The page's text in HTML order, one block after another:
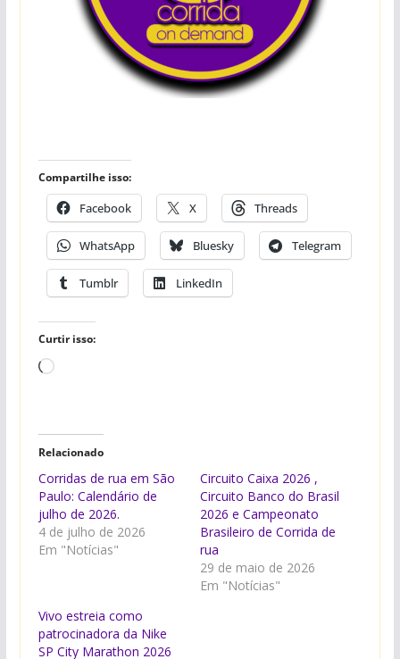
Compartilhe isso:
Facebook X Threads
WhatsApp Bluesky Telegram
Tumblr LinkedIn
Curtir isso:
Carregando...
Relacionado
Corridas de rua em São
Paulo: Calendário de
julho de 2026.
4 de julho de 2026
Em "Notícias"
Circuito Caixa 2026 ,
Circuito Banco do Brasil
2026 e Campeonato
Brasileiro de Corrida de
rua
29 de maio de 2026
Em "Notícias"
Vivo estreia como
patrocinadora da Nike
SP City Marathon 2026